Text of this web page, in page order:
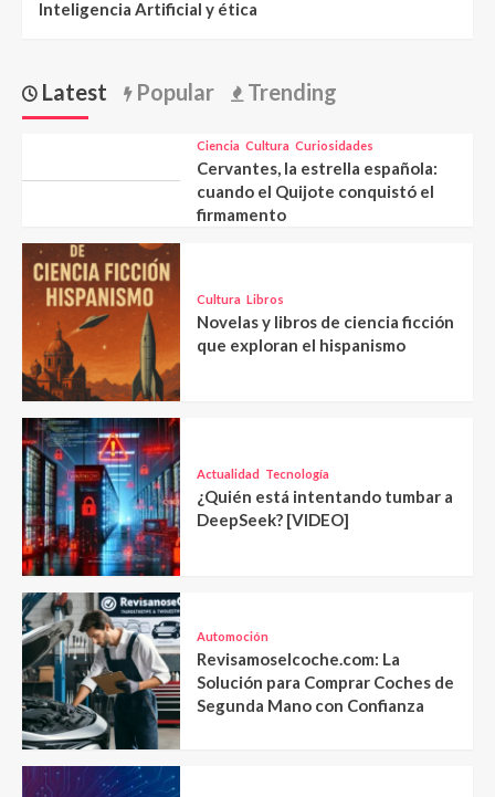
Inteligencia Artificial y ética
Latest Popular Trending
Ciencia Cultura Curiosidades
Cervantes, la estrella española:
cuando el Quijote conquistó el
firmamento
Cultura Libros
Novelas y libros de ciencia ficción
que exploran el hispanismo
Actualidad Tecnología
¿Quién está intentando tumbar a
DeepSeek? [VIDEO]
Automoción
Revisamoselcoche.com: La
Solución para Comprar Coches de
Segunda Mano con Confianza